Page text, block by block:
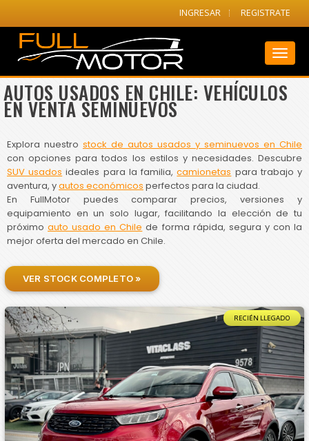
INGRESAR REGISTRATE
AUTOS USADOS EN CHILE: VEHÍCULOS
EN VENTA SEMINUEVOS
Explora nuestro stock de autos usados y seminuevos en Chile
con opciones para todos los estilos y necesidades. Descubre
SUV usados ideales para la familia,camionetas para trabajo y
aventura, yautos económicos perfectos para la ciudad.
En FullMotor puedes comparar precios, versiones y
equipamiento en un solo lugar, facilitando la elección de tu
próximoauto usado en Chile de forma rápida, segura y con la
mejor oferta del mercado en Chile.
VER STOCK COMPLETO »
RECIÉN LLEGADO